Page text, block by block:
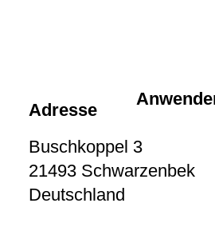
Adresse
Buschkoppel 3
21493 Schwarzenbek
Deutschland